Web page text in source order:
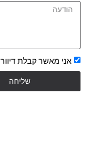
אני מאשר קבלת דיוור
שליחה